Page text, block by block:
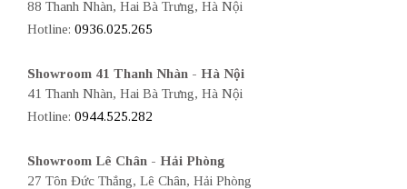
88 Thanh Nhàn, Hai Bà Trưng, Hà Nội
Hotline: 0936.025.265
Showroom 41 Thanh Nhàn - Hà Nội
41 Thanh Nhàn, Hai Bà Trưng, Hà Nội
Hotline: 0944.525.282
Showroom Lê Chân - Hải Phòng
27 Tôn Đức Thắng, Lê Chân, Hải Phòng